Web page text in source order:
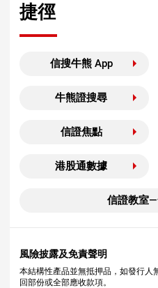
捷徑
信搜牛熊 App
牛熊證搜尋
信證焦點
港股通數據
信證教室
風險披露及免責聲明
本結構性產品並無抵押品，如發行人
回部份或全部應收款項。